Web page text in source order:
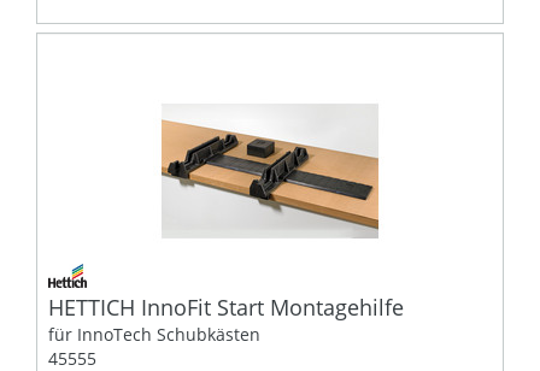
HETTICH InnoFit Start Montagehilfe
für InnoTech Schubkästen
45555